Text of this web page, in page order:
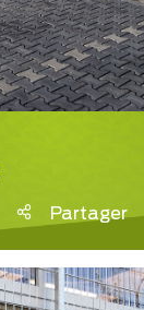
Partager